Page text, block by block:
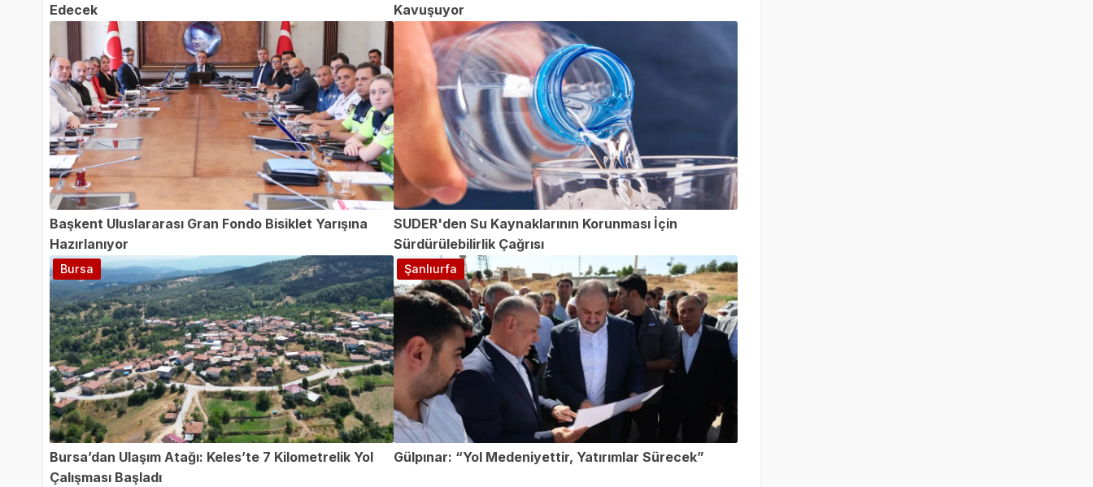
Edecek
Kavuşuyor
Başkent Uluslararası Gran Fondo Bisiklet Yarışına
Hazırlanıyor
SUDER'den Su Kaynaklarının Korunması İçin
Sürdürülebilirlik Çağrısı
Bursa’dan Ulaşım Atağı: Keles’te 7 Kilometrelik Yol
Çalışması Başladı
Bursa
Gülpınar: “Yol Medeniyettir, Yatırımlar Sürecek”
Şanlıurfa